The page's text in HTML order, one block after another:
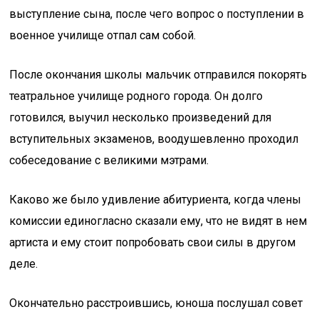
выступление сына, после чего вопрос о поступлении в
военное училище отпал сам собой.
После окончания школы мальчик отправился покорять
театральное училище родного города. Он долго
готовился, выучил несколько произведений для
вступительных экзаменов, воодушевленно проходил
собеседование с великими мэтрами.
Каково же было удивление абитуриента, когда члены
комиссии единогласно сказали ему, что не видят в нем
артиста и ему стоит попробовать свои силы в другом
деле.
Окончательно расстроившись, юноша послушал совет